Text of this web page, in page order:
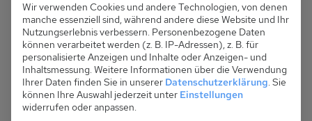
Wir verwenden Cookies und andere Technologien, von denen
manche essenziell sind, während andere diese Website und Ihr
Nutzungserlebnis verbessern. Personenbezogene Daten
können verarbeitet werden (z. B. IP-Adressen), z. B. für
personalisierte Anzeigen und Inhalte oder Anzeigen- und
Inhaltsmessung. Weitere Informationen über die Verwendung
Ihrer Daten finden Sie in unserer Datenschutzerklärung. Sie
können Ihre Auswahl jederzeit unter Einstellungen
widerrufen oder anpassen.